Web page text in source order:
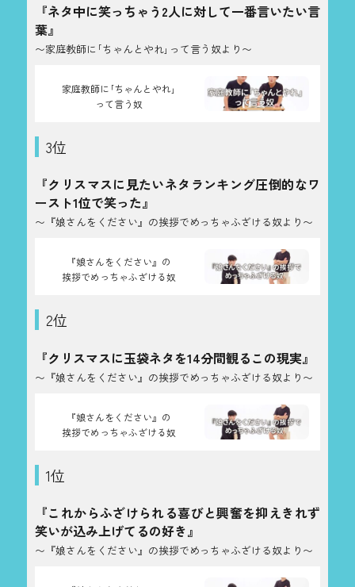
『ネタ中に笑っちゃう2人に対して一番言いたい言
葉』
〜家庭教師に｢ちゃんとやれ｣って言う奴より〜
家庭教師に｢ちゃんとやれ｣
って言う奴
3位
『クリスマスに見たいネタランキング圧倒的なワ
ースト1位で笑った』
〜『娘さんをください』の挨拶でめっちゃふざける奴より〜
『娘さんをください』の
挨拶でめっちゃふざける奴
2位
『クリスマスに玉袋ネタを14分間観るこの現実』
〜『娘さんをください』の挨拶でめっちゃふざける奴より〜
『娘さんをください』の
挨拶でめっちゃふざける奴
1位
『これからふざけられる喜びと興奮を抑えきれず
笑いが込み上げてるの好き』
〜『娘さんをください』の挨拶でめっちゃふざける奴より〜